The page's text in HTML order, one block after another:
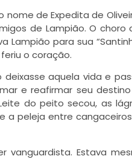
de Expedita de
de Lampião. O
para sua
o coração.
aquela vida e
e reafirmar seu
do peito secou, as
a peleja entre
vanguardista. Estava